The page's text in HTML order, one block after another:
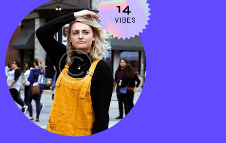
14
VIBES